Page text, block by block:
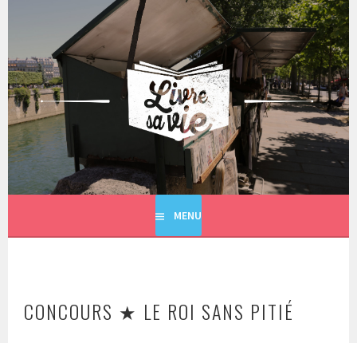
principal
LIVRE SA VIE
MENU
CONCOURS ★ LE ROI SANS PITIÉ